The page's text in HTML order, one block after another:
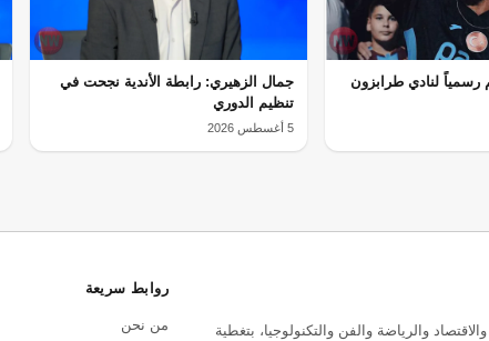
لنادي طرابزون
جمال الزهيري: رابطة الأندية نجحت في
تنظيم الدوري
5 أغسطس 2026
والرياضة والفن والتكنولوجيا، بتغطية
روابط سريعة
من نحن